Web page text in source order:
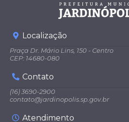
Localização
Praça Dr. Mário Lins, 150 - Centro
CEP: 14680-080
Contato
(16) 3690-2900
contato@jardinopolis.sp.gov.br
Atendimento